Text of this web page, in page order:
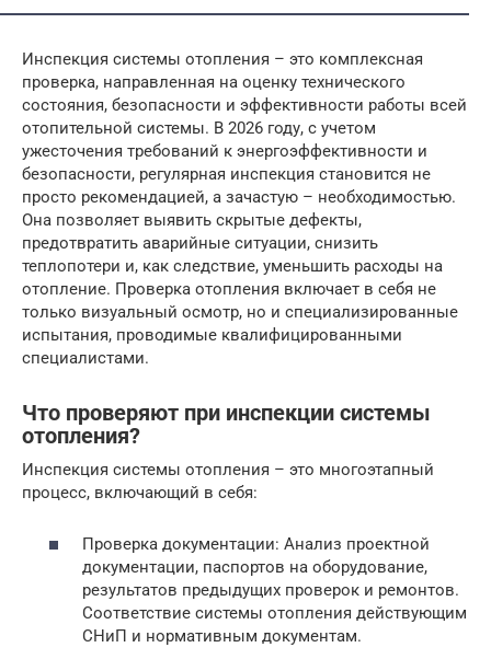
Инспекция системы отопления – это комплексная
проверка, направленная на оценку технического
состояния, безопасности и эффективности работы всей
отопительной системы. В 2026 году, с учетом
ужесточения требований к энергоэффективности и
безопасности, регулярная инспекция становится не
просто рекомендацией, а зачастую – необходимостью.
Она позволяет выявить скрытые дефекты,
предотвратить аварийные ситуации, снизить
теплопотери и, как следствие, уменьшить расходы на
отопление. Проверка отопления включает в себя не
только визуальный осмотр, но и специализированные
испытания, проводимые квалифицированными
специалистами.
Что проверяют при инспекции системы
отопления?
Инспекция системы отопления – это многоэтапный
процесс, включающий в себя:
Проверка документации: Анализ проектной
документации, паспортов на оборудование,
результатов предыдущих проверок и ремонтов.
Соответствие системы отопления действующим
СНиП и нормативным документам.